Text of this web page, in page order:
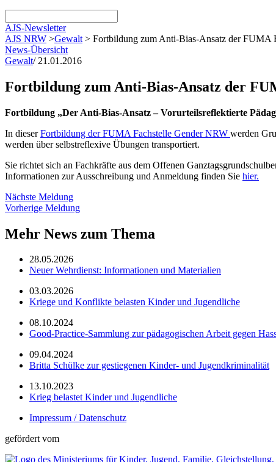
AJS-Newsletter
AJS NRW >Gewalt > Fortbildung zum Anti-Bias-Ansatz der FUMA
News-Übersicht
Gewalt/ 21.01.2016
Fortbildung zum Anti-Bias-Ansatz der
Fortbildung „Der Anti-Bias-Ansatz – Vorurteilsreflektierte
In dieserFortbildung der FUMA Fachstelle Gender NRW werden
werden über selbstreflexive Übungen transportiert.
Sie richtet sich an Fachkräfte aus dem Offenen
Informationen zur Ausschreibung und Anmeldung finden Sie hier.
Nächste Meldung
Vorherige Meldung
Mehr News zum Thema
28.05.2026
Neuer Wehrdienst: Informationen und Materialien
03.03.2026
Kriege und Konflikte belasten Kinder und Jugendliche
08.10.2024
Good-Practice-Sammlung zur pädagogischen Arbeit gegen
09.04.2024
Britta Schülke zur gestiegenen Kinder- und Jugendkriminalität
13.10.2023
Krieg belastet Kinder und Jugendliche
Impressum / Datenschutz
gefördert vom